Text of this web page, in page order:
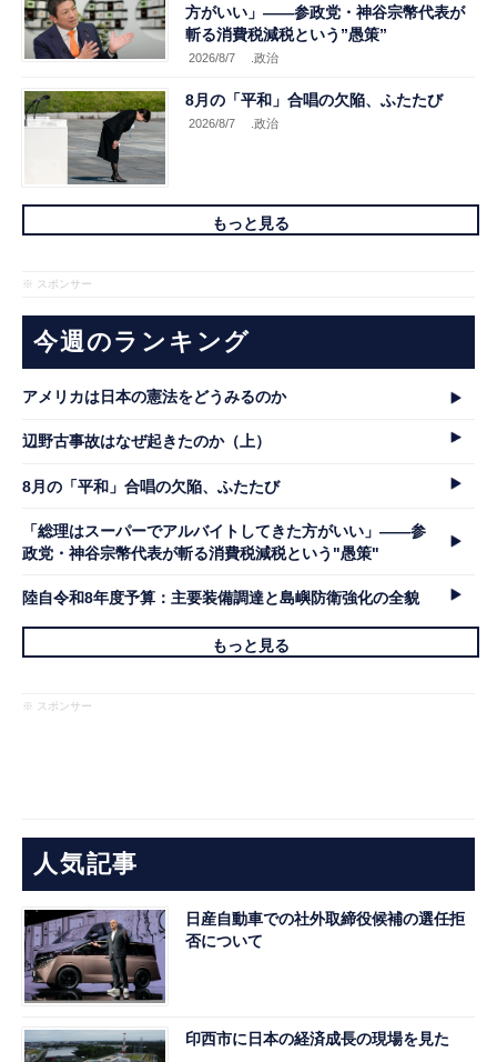
方がいい」――参政党・神谷宗幣代表が
斬る消費税減税という”愚策”
2026/8/7 .政治
8月の「平和」合唱の欠陥、ふたたび
2026/8/7 .政治
もっと見る
※ スポンサー
今週のランキング
アメリカは日本の憲法をどうみるのか
辺野古事故はなぜ起きたのか（上）
8月の「平和」合唱の欠陥、ふたたび
「総理はスーパーでアルバイトしてきた方がいい」――参
政党・神谷宗幣代表が斬る消費税減税という"愚策"
陸自令和8年度予算：主要装備調達と島嶼防衛強化の全貌
もっと見る
※ スポンサー
人気記事
日産自動車での社外取締役候補の選任拒
否について
印西市に日本の経済成長の現場を見た